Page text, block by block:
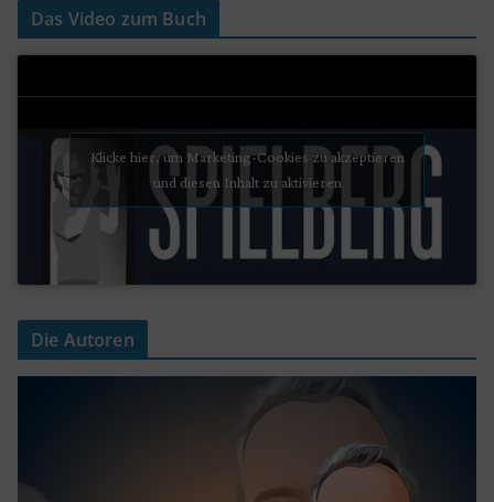
Das Video zum Buch
Klicke hier, um Marketing-Cookies zu akzeptieren
und diesen Inhalt zu aktivieren
Die Autoren